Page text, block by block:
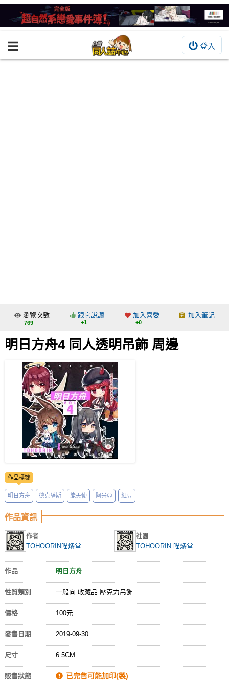
登入
BOOKY書集倉庫
交流中心
攤位轉讓區
會員中心
註冊會員
登入
瀏覽次數
769
跟它說讚
+1
加入喜愛
+0
加入筆記
明日方舟4 同人透明吊飾 周邊
作品標籤
明日方舟 德克薩斯 能天使 阿米亞 紅豆
作品資訊
作者
TOHOORIN喵燐堂
社團
TOHOORIN 喵燐堂
作品 明日方舟
性質類別 一般向 收藏品 壓克力吊飾
價格 100元
發售日期 2019-09-30
尺寸 6.5CM
販售狀態 已完售可能加印(製)